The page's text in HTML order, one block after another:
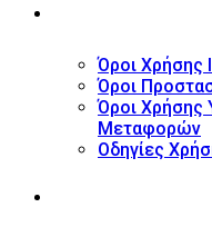
Όροι Χρήσης
Όροι
Όροι Χρήσης
Μεταφορών
Οδηγίες